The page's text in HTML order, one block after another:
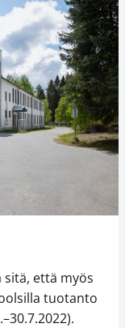
että myös
tuotanto